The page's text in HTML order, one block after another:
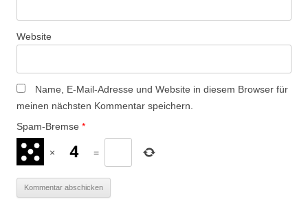
Website
Name, E-Mail-Adresse und Website in diesem Browser für
meinen nächsten Kommentar speichern.
Spam-Bremse *
× =